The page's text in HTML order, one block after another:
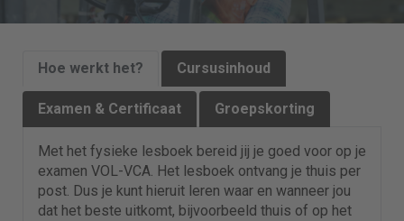
Hoe werkt het? Cursusinhoud
Examen & Certificaat Groepskorting
Met het fysieke lesboek bereid jij je goed voor op je
examen VOL-VCA. Het lesboek ontvang je thuis per
post. Dus je kunt hieruit leren waar en wanneer jou
dat het beste uitkomt, bijvoorbeeld thuis of op het